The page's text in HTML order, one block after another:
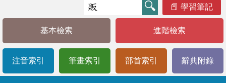
學習筆記
基本檢索 進階檢索
注音索引 筆畫索引 部首索引 辭典附錄